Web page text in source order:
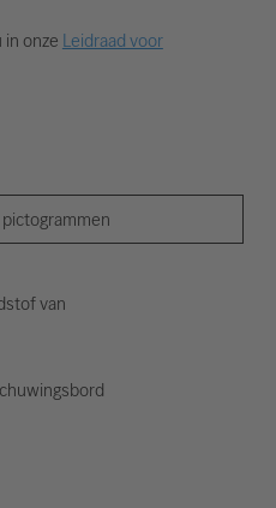
onze Leidraad voor
van